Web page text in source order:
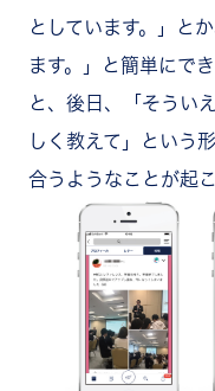
としています。」と
ます。」と簡単にで
と、後日、「そうい
しく教えて」という
合うようなことが起